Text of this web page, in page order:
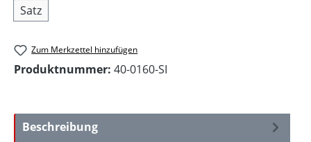
Satz
Zum Merkzettel hinzufügen
Produktnummer: 40-0160-SI
Beschreibung